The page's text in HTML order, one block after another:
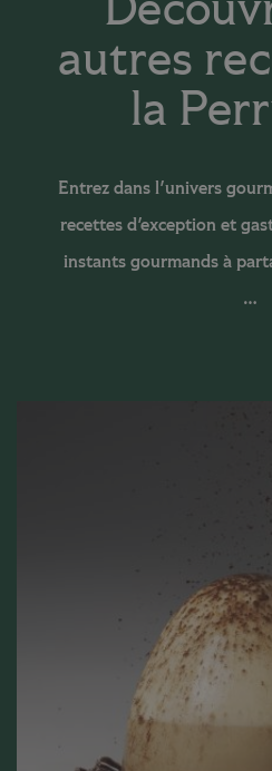
autres
la
Entrez dans l'univers
recettes d'exception et
instants gourmands à
…